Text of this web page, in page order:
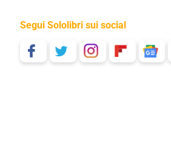
Segui Sololibri sui social